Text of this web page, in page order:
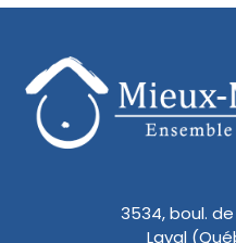
3534, boul.
Laval